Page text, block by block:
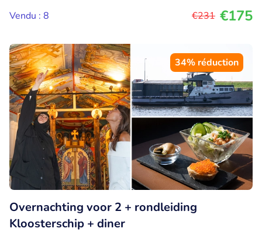
Vendu : 8
€231 €175
34% réduction
Overnachting voor 2 + rondleiding
Kloosterschip + diner